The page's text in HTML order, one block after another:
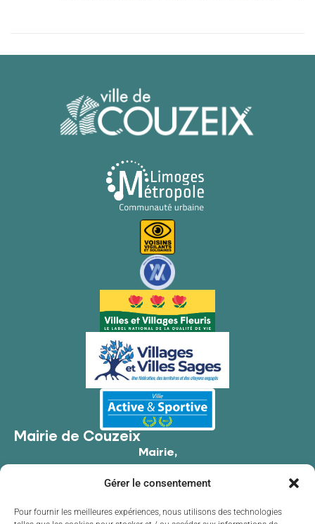
Gérer le consentement
Pour fournir les meilleures expériences, nous utilisons des technologies
Mairie de Couzeix
Mairie,
87270 Couzeix
05 55 39 34 09